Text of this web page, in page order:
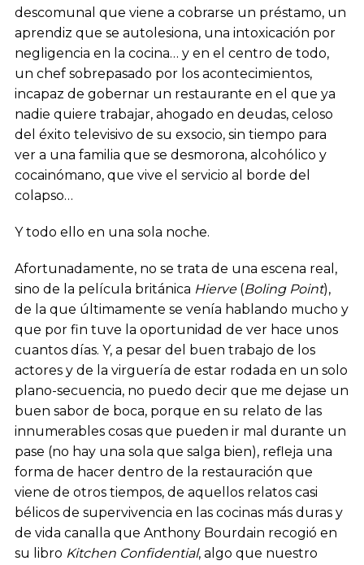
descomunal que viene a cobrarse un préstamo, un
aprendiz que se autolesiona, una intoxicación por
negligencia en la cocina… y en el centro de todo,
un chef sobrepasado por los acontecimientos,
incapaz de gobernar un restaurante en el que ya
nadie quiere trabajar, ahogado en deudas, celoso
del éxito televisivo de su exsocio, sin tiempo para
ver a una familia que se desmorona, alcohólico y
cocainómano, que vive el servicio al borde del
colapso…
Y todo ello en una sola noche.
Afortunadamente, no se trata de una escena real,
sino de la película británica Hierve(Boling Point),
de la que últimamente se venía hablando mucho y
que por fin tuve la oportunidad de ver hace unos
cuantos días. Y, a pesar del buen trabajo de los
actores y de la virguería de estar rodada en un solo
plano-secuencia, no puedo decir que me dejase un
buen sabor de boca, porque en su relato de las
innumerables cosas que pueden ir mal durante un
pase (no hay una sola que salga bien), refleja una
forma de hacer dentro de la restauración que
viene de otros tiempos, de aquellos relatos casi
bélicos de supervivencia en las cocinas más duras y
de vida canalla que Anthony Bourdain recogió en
su libro Kitchen Confidential, algo que nuestro